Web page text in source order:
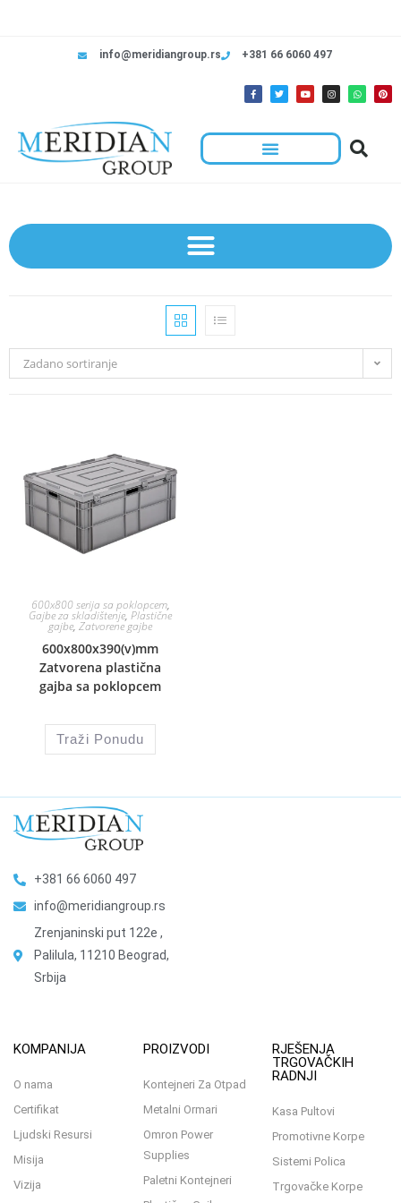
info@meridiangroup.rs +381 66 6060 497
Zadano sortiranje
600x800 serija sa poklopcem,
Gajbe za skladištenje, Plastične
gajbe, Zatvorene gajbe
600x800x390(v)mm
Zatvorena plastična
gajba sa poklopcem
Traži Ponudu
+381 66 6060 497
info@meridiangroup.rs
Zrenjaninski put 122e ,
Palilula, 11210 Beograd,
Srbija
KOMPANIJA
O nama
Certifikat
Ljudski Resursi
Misija
Vizija
PROIZVODI
Kontejneri Za Otpad
Metalni Ormari
Omron Power
Supplies
Paletni Kontejneri
RJEŠENJA
TRGOVAČKIH
RADNJI
Kasa Pultovi
Promotivne Korpe
Sistemi Polica
Trgovačke Korpe